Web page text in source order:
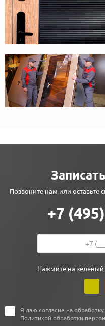
Позвоните нам или оставьте
+7
Нажмите на зеленый
Я даю согласие на
Политикой обработки